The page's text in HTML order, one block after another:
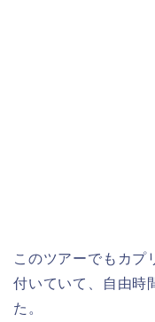
このツアーでもカプ
付いていて、自由時
た。